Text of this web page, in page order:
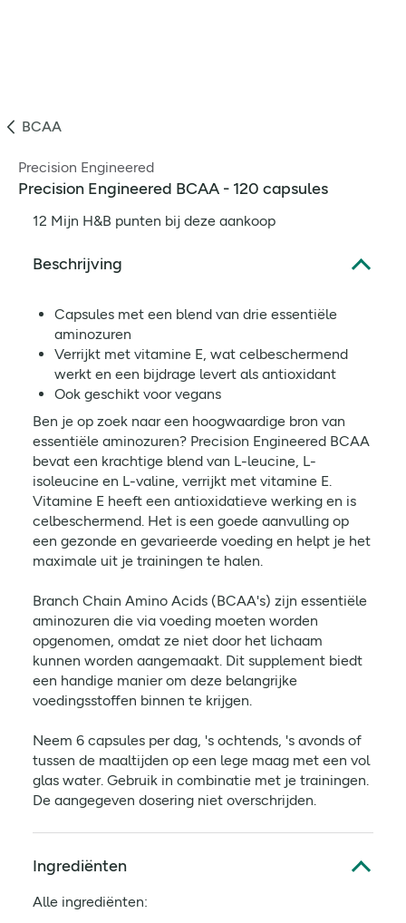
BCAA
Precision Engineered
Precision Engineered BCAA - 120 capsules
12 Mijn H&B punten bij deze aankoop
Beschrijving
Capsules met een blend van drie essentiële
aminozuren
Verrijkt met vitamine E, wat celbeschermend
werkt en een bijdrage levert als antioxidant
Ook geschikt voor vegans
Ben je op zoek naar een hoogwaardige bron van
essentiële aminozuren? Precision Engineered BCAA
bevat een krachtige blend van L-leucine, L-
isoleucine en L-valine, verrijkt met vitamine E.
Vitamine E heeft een antioxidatieve werking en is
celbeschermend. Het is een goede aanvulling op
een gezonde en gevarieerde voeding en helpt je het
maximale uit je trainingen te halen.
Branch Chain Amino Acids (BCAA's) zijn essentiële
aminozuren die via voeding moeten worden
opgenomen, omdat ze niet door het lichaam
kunnen worden aangemaakt. Dit supplement biedt
een handige manier om deze belangrijke
voedingsstoffen binnen te krijgen.
Neem 6 capsules per dag, 's ochtends, 's avonds of
tussen de maaltijden op een lege maag met een vol
glas water. Gebruik in combinatie met je trainingen.
De aangegeven dosering niet overschrijden.
Ingrediënten
Alle ingrediënten: